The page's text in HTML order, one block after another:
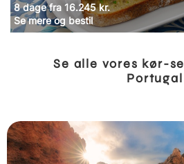
8 dage fra 16.245 kr.
Se mere og bestil
Se alle vores kør-
Portugal